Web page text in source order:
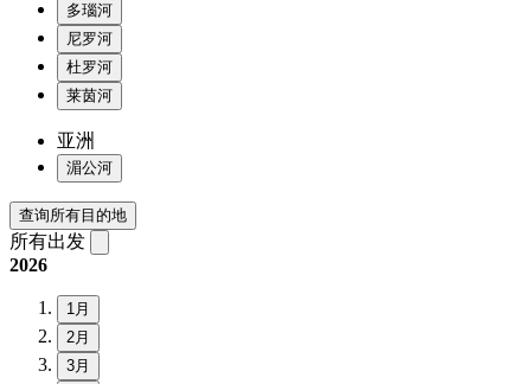
多瑙河
尼罗河
杜罗河
莱茵河
亚洲
湄公河
查询所有目的地
所有出发
2026
1月
2月
3月